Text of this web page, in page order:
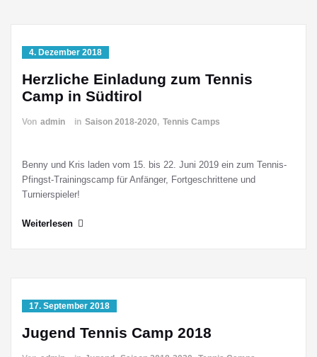
4. Dezember 2018
Herzliche Einladung zum Tennis
Camp in Südtirol
Von admin in Saison 2018-2020, Tennis Camps
Benny und Kris laden vom 15. bis 22. Juni 2019 ein zum Tennis-
Pfingst-Trainingscamp für Anfänger, Fortgeschrittene und
Turnierspieler!
Weiterlesen
17. September 2018
Jugend Tennis Camp 2018